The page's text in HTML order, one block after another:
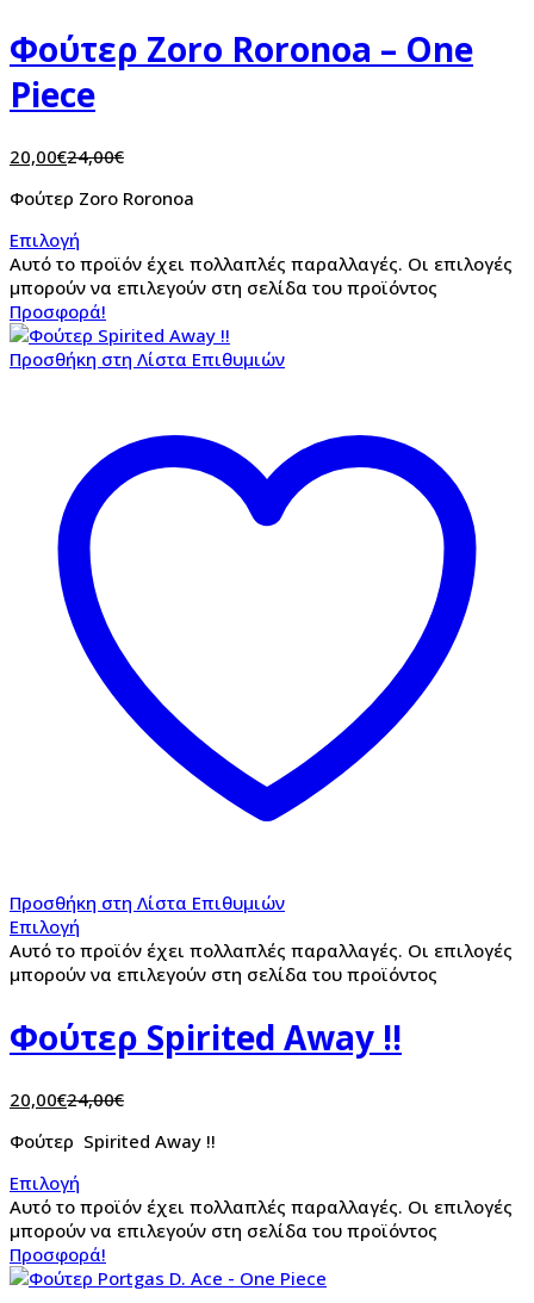
Φούτερ Zoro Roronoa – One
Piece
20,00€24,00€
Φούτερ Zoro Roronoa
Επιλογή
Αυτό το προϊόν έχει πολλαπλές παραλλαγές. Οι επιλογές
μπορούν να επιλεγούν στη σελίδα του προϊόντος
Προσφορά!
Προσθήκη στη Λίστα Επιθυμιών
Προσθήκη στη Λίστα Επιθυμιών
Επιλογή
Αυτό το προϊόν έχει πολλαπλές παραλλαγές. Οι επιλογές
μπορούν να επιλεγούν στη σελίδα του προϊόντος
Φούτερ Spirited Away !!
20,00€24,00€
Φούτερ Spirited Away !!
Επιλογή
Αυτό το προϊόν έχει πολλαπλές παραλλαγές. Οι επιλογές
μπορούν να επιλεγούν στη σελίδα του προϊόντος
Προσφορά!